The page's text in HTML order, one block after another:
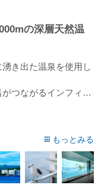
の深層天然温
き出た温泉を使用し
つながるインフィニ
もっとみる